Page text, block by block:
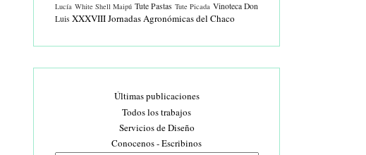
Lucía White Shell Maipú Tute Pastas Tute Picada Vinoteca Don
Luis XXXVIII Jornadas Agronómicas del Chaco
Últimas publicaciones
Todos los trabajos
Servicios de Diseño
Conocenos - Escribinos